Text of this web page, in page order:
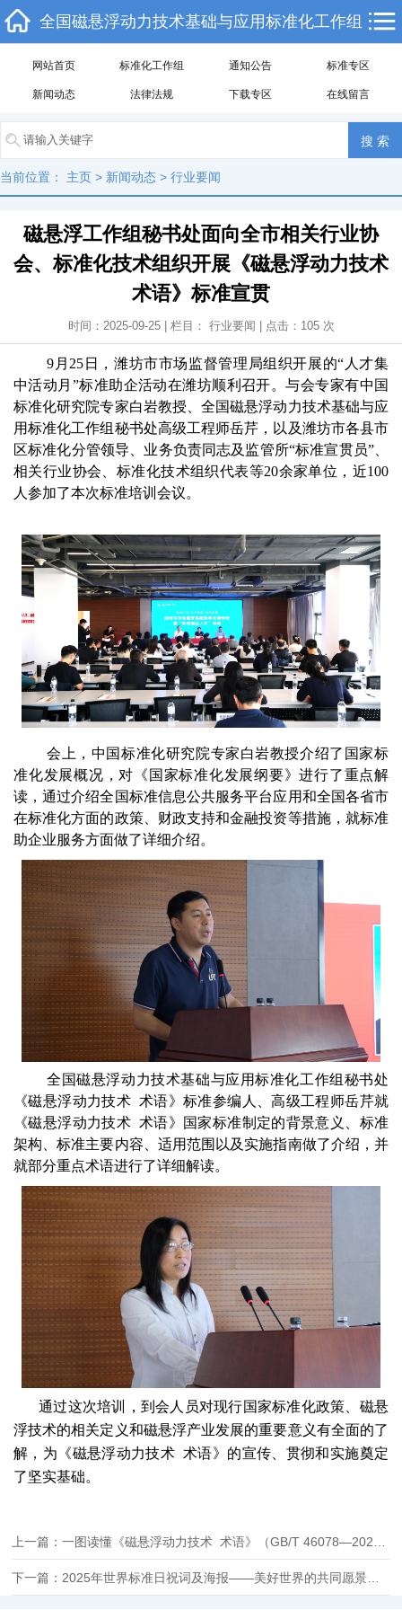
全国磁悬浮动力技术基础与应用标准化工作组
网站首页 标准化工作组 通知公告 标准专区
新闻动态 法律法规 下载专区 在线留言
当前位置： 主页 > 新闻动态 > 行业要闻
磁悬浮工作组秘书处面向全市相关行业协
会、标准化技术组织开展《磁悬浮动力技术
术语》标准宣贯
时间：2025-09-25 | 栏目： 行业要闻 | 点击： 105 次
9月25日，潍坊市市场监督管理局组织开展的“人才集
中活动月”标准助企活动在潍坊顺利召开。与会专家有中国
标准化研究院专家白岩教授、全国磁悬浮动力技术基础与应
用标准化工作组秘书处高级工程师岳芹，以及潍坊市各县市
区标准化分管领导、业务负责同志及监管所“标准宣贯员”、
相关行业协会、标准化技术组织代表等20余家单位，近100
人参加了本次标准培训会议。
会上，中国标准化研究院专家白岩教授介绍了国家标
准化发展概况，对《国家标准化发展纲要》进行了重点解
读，通过介绍全国标准信息公共服务平台应用和全国各省市
在标准化方面的政策、财政支持和金融投资等措施，就标准
助企业服务方面做了详细介绍。
全国磁悬浮动力技术基础与应用标准化工作组秘书处
《磁悬浮动力技术 术语》标准参编人、高级工程师岳芹就
《磁悬浮动力技术 术语》国家标准制定的背景意义、标准
架构、标准主要内容、适用范围以及实施指南做了介绍，并
就部分重点术语进行了详细解读。
通过这次培训，到会人员对现行国家标准化政策、磁悬
浮技术的相关定义和磁悬浮产业发展的重要意义有全面的了
解，为《磁悬浮动力技术 术语》的宣传、贯彻和实施奠定
了坚实基础。
上一篇：一图读懂《磁悬浮动力技术 术语》（GB/T 46078—2025）
下一篇：2025年世界标准日祝词及海报——美好世界的共同愿景：增强伙伴关系，共促可持续发展